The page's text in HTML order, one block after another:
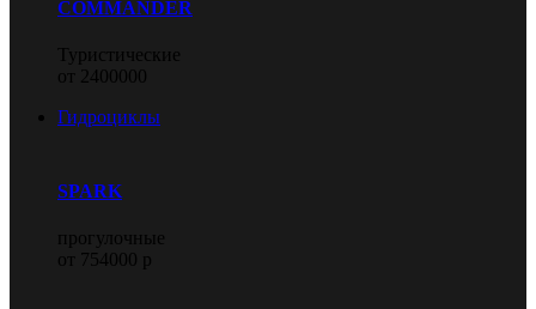
COMMANDER
Туристические
от 2400000
Гидроциклы
SPARK
прогулочные
от 754000 р